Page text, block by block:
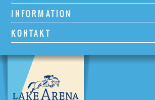
INFORMATION
KONTAKT